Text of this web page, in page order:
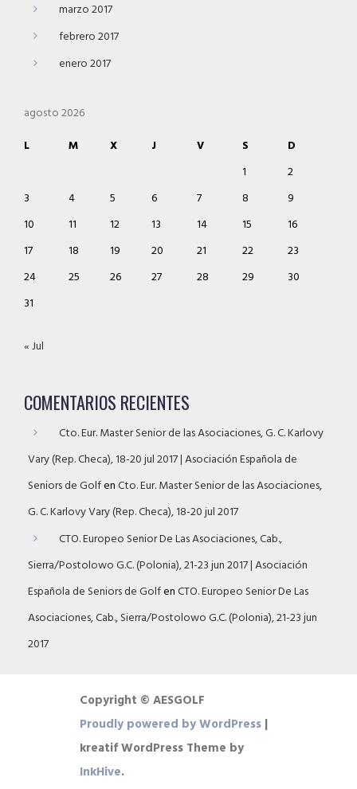
marzo 2017
febrero 2017
enero 2017
agosto 2026
L
M X J V S
D
1
2
3
4 5 6 7 8
9
10
11 12 13 14 15
16
17
18 19 20 21 22
23
24
25 26 27 28 29
30
31
« Jul
COMENTARIOS RECIENTES
Cto. Eur. Master Senior de las Asociaciones, G. C. Karlovy
Vary (Rep. Checa), 18-20 jul 2017 | Asociación Española de
Seniors de GolfenCto. Eur. Master Senior de las Asociaciones,
G. C. Karlovy Vary (Rep. Checa), 18-20 jul 2017
CTO. Europeo Senior De Las Asociaciones, Cab.,
Sierra/Postolowo G.C. (Polonia), 21-23 jun 2017 | Asociación
Española de Seniors de GolfenCTO. Europeo Senior De Las
Asociaciones, Cab., Sierra/Postolowo G.C. (Polonia), 21-23 jun
2017
Copyright © AESGOLF
Proudly powered by WordPress |
kreatif WordPress Theme by
InkHive.